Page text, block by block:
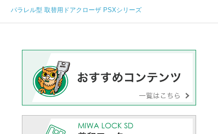
パラレル型 取替用ドアクローザ PSXシリーズ